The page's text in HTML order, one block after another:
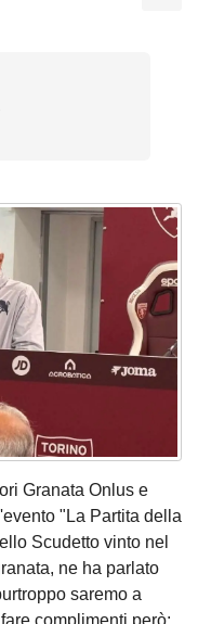
Granata Onlus e
"La Partita della
Scudetto vinto nel
ne ha parlato
saremo a
complimenti però: